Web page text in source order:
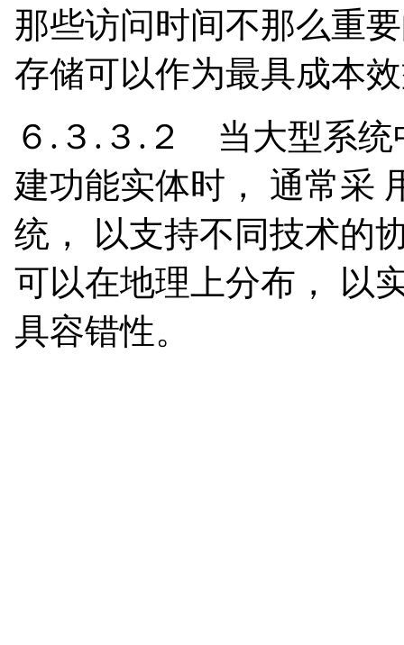
那些访问时间不那么重
存储可以作为最具成本
６.３.３.２ 当大型系统
建功能实体时， 通常采
统， 以支持不同技术的
可以在地理上分布， 以
具容错性。